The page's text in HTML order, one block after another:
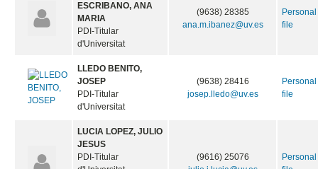
ESCRIBANO, ANA
MARIA
PDI-Titular
d'Universitat
(9638) 28385
ana.m.ibanez@uv.es
Personal
file
LLEDO BENITO,
JOSEP
PDI-Titular
d'Universitat
(9638) 28416
josep.lledo@uv.es
Personal
file
LUCIA LOPEZ, JULIO
JESUS
PDI-Titular
(9616) 25076
Personal